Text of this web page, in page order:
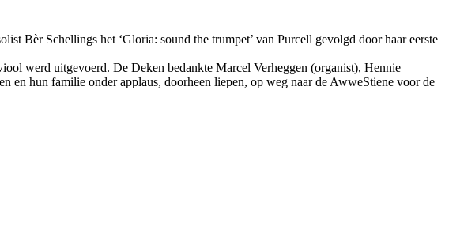
Bèr Schellings het ‘Gloria: sound the trumpet’ van Purcell gevolgd door haar eerste
werd uitgevoerd. De Deken bedankte Marcel Verheggen (organist), Hennie
en hun familie onder applaus, doorheen liepen, op weg naar de AwweStiene voor de